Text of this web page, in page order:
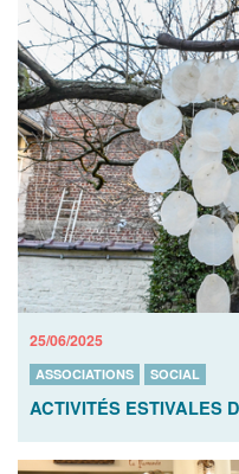
25/06/2025
ASSOCIATIONS SOCIAL
ACTIVITÉS ESTIVALES